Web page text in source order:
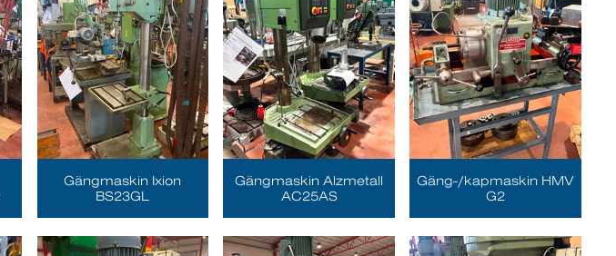
Gängmaskin Ixion
BS23GL
Gängmaskin Alzmetall
AC25AS
Gäng-/kapmaskin HMV
G2